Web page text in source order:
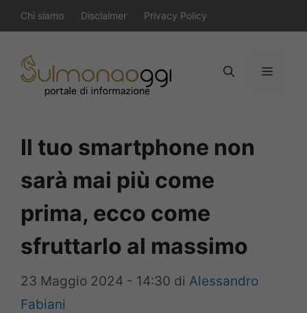
al
contenuto
Chi siamo Disclaimer Privacy Policy
Menu
Il tuo smartphone non
sarà mai più come
prima, ecco come
sfruttarlo al massimo
23 Maggio 2024 - 14:30 di Alessandro
Fabiani